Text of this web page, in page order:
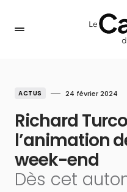
ACTUS 24 février 2024
Richard
l’animation
week-end
Dès cet